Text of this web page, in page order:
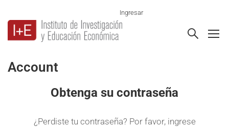
Ingresar
Account
Obtenga su contraseña
¿Perdiste tu contraseña? Por favor, ingrese